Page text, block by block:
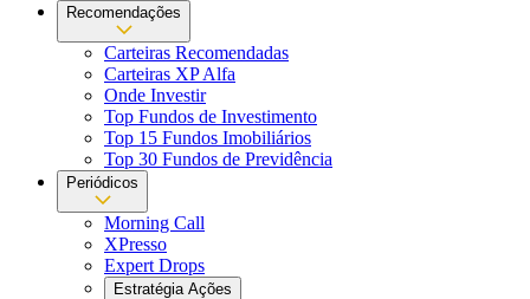
Recomendações
Carteiras Recomendadas
Carteiras XP Alfa
Onde Investir
Top Fundos de Investimento
Top 15 Fundos Imobiliários
Top 30 Fundos de Previdência
Periódicos
Morning Call
XPresso
Expert Drops
Estratégia Ações